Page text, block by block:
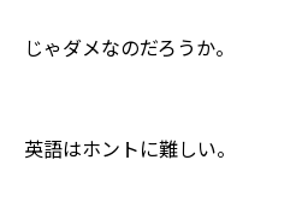
じゃダメなのだろうか。
英語はホントに難しい。